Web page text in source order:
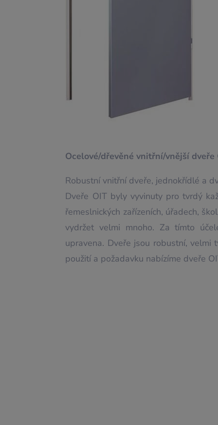
Ocelové/dřevěné vnitřní/vnější dveře
Robustní vnitřní dveře, jednokřídlé a
Dveře OIT byly vyvinuty pro tvrdý
řemeslnických zařízeních, úřadech,
vydržet velmi mnoho. Za tímto
upravena. Dveře jsou robustní,
použití a požadavku nabízíme dveře